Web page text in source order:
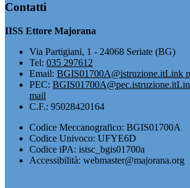
Contatti
IISS Ettore Majorana
Via Partigiani, 1 - 24068 Seriate (BG)
Tel: 035 297612
Email: BGIS01700A@istruzione.itLink
PEC: BGIS01700A@pec.istruzione.it
mail
C.F.: 95028420164
Codice Meccanografico: BGIS01700A
Codice Univoco: UFYE6D
Codice iPA: istsc_bgis01700a
Accessibilità: webmaster@majorana.org